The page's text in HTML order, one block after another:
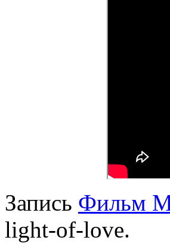
Запись Фильм
light-of-love.